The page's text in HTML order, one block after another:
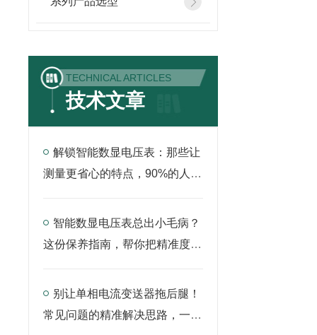
TECHNICAL ARTICLES
技术文章
解锁智能数显电压表：那些让
测量更省心的特点，90%的人还
智能数显电压表总出小毛病？
这份保养指南，帮你把精准度稳
别让单相电流变送器拖后腿！
常见问题的精准解决思路，一文